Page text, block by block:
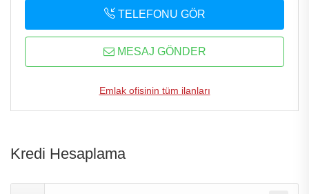
TELEFONU GÖR
MESAJ GÖNDER
Emlak ofisinin tüm ilanları
Kredi Hesaplama